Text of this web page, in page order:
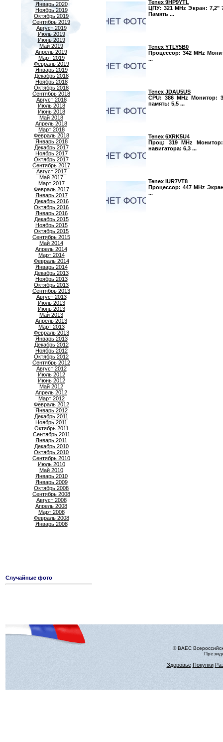
Январь 2020
Ноябрь 2019
Октябрь 2019
Сентябрь 2019
Август 2019
Июль 2019
Июнь 2019
Май 2019
Апрель 2019
Март 2019
Февраль 2019
Январь 2019
Декабрь 2018
Ноябрь 2018
Октябрь 2018
Сентябрь 2018
Август 2018
Июль 2018
Июнь 2018
Май 2018
Апрель 2018
Март 2018
Февраль 2018
Январь 2018
Декабрь 2017
Ноябрь 2017
Октябрь 2017
Сентябрь 2017
Август 2017
Май 2017
Март 2017
Февраль 2017
Январь 2017
Декабрь 2016
Октябрь 2016
Январь 2016
Декабрь 2015
Ноябрь 2015
Октябрь 2015
Сентябрь 2015
Май 2014
Апрель 2014
Март 2014
Февраль 2014
Январь 2014
Декабрь 2013
Ноябрь 2013
Октябрь 2013
Сентябрь 2013
Август 2013
Июль 2013
Июнь 2013
Май 2013
Апрель 2013
Март 2013
Февраль 2013
Январь 2013
Декабрь 2012
Ноябрь 2012
Октябрь 2012
Сентябрь 2012
Август 2012
Июль 2012
Июнь 2012
Май 2012
Апрель 2012
Март 2012
Февраль 2012
Январь 2012
Декабрь 2011
Ноябрь 2011
Октябрь 2011
Сентябрь 2011
Январь 2011
Декабрь 2010
Октябрь 2010
Сентябрь 2010
Июль 2010
Май 2010
Январь 2010
Январь 2009
Октябрь 2008
Сентябрь 2008
Август 2008
Апрель 2008
Март 2008
Февраль 2008
Январь 2008
Tenex 9HP9YTL
ЦПУ: 321 MHz Экран: 7,2"
Память ...
Tenex YTLY5B0
Процессор: 342 MHz
...
Tenex JDAU5US
CPU: 386 MHz Монитор:
память: 5,5 ...
Tenex 6XRK5U4
Проц: 319 MHz
навигатора: 6,3 ...
Tenex IUR7VT8
Процессор: 447 MHz
...
Случайные фото
© ВАЕС
Здоровье Покупки